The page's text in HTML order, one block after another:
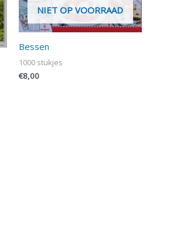
NIET OP VOORRAAD
Bessen
1000 stukjes
€8,00